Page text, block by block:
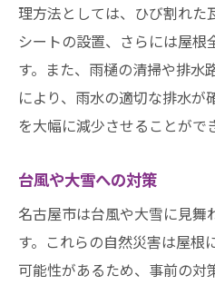
理方法としては、ひび割れた
シートの設置、さらには屋根
す。また、雨樋の清掃や排水
により、雨水の適切な排水が
を大幅に減少させることがで
台風や大雪への対策
名古屋市は台風や大雪に見舞
す。これらの自然災害は屋根
可能性があるため、事前の対